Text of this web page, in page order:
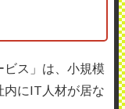
ビス」は、小規模
内にIT人材が居な